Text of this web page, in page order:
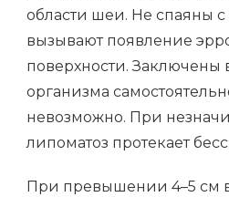
области шеи. Не спаяны
вызывают появление
поверхности. Заключены
организма
невозможно. При
липоматоз протекает
При превышении 4–5 см